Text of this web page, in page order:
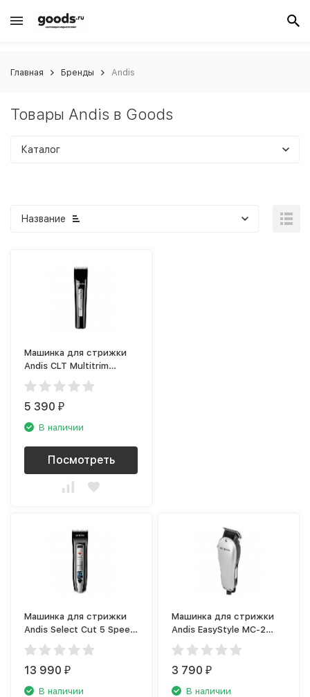
Главная Бренды Andis
Товары Andis в Goods
Каталог
Название
Машинка для стрижки
Andis CLT Multitrim
(триммер)
5 390₽
В наличии
Посмотреть
Машинка для стрижки
Andis Select Cut 5 Speed
CLC-3 (триммер)
13 990₽
В наличии
Машинка для стрижки
Andis EasyStyle MC-2
(триммер)
3 790₽
В наличии